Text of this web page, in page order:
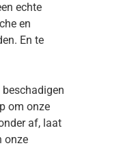
echte
en
En te
om onze
af, laat
onze